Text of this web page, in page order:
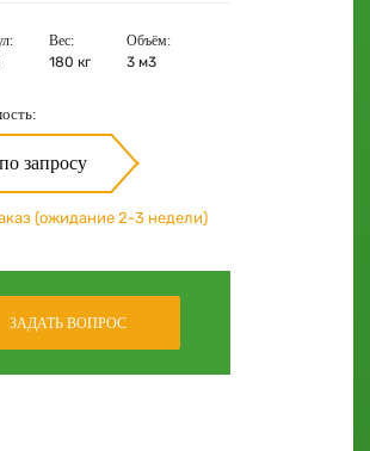
Вес:
180 кг
Объём:
3 м3
по запросу
(ожидание 2-3 недели)
ЗАДАТЬ ВОПРОС